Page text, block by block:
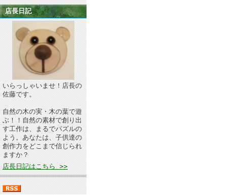
店長日記
いらっしゃいませ！店長の
佐藤です。
自然の木の実・木の葉で遊
ぶ！！自然の素材で創り出
す工作は、まるでパズルの
よう。あなたは、子供達の
創作力をどこまで信じられ
ますか？
店長日記はこちら >>